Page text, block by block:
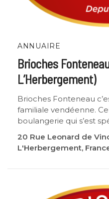
ANNUAIRE
Brioches
L’Herbergement)
Brioches Fonteneau
familiale vendéenne.
boulangerie qui s’est
20 Rue Leonard de
L'Herbergement,